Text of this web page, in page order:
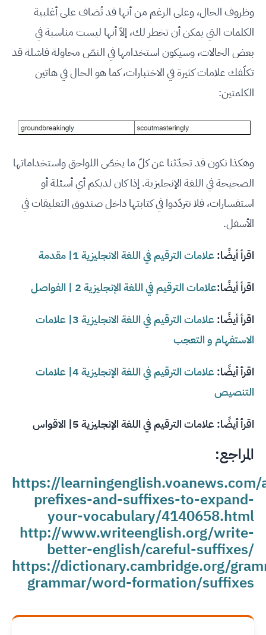
وظروف الحال، وعلى الرغم من أنها قد تُضاف على أغلبية
الكلمات التي يمكن أن تخطر لك، إلاّ أنها ليست مناسبة في
بعض الحالات، وسيكون استخدامها في النصّ محاولة فاشلة قد
تكلّفك علامات كثيرة في الاختبارات، كما هو الحال في هاتين
الكلمتين:
وهكذا نكون قد تحدّثنا عن كلّ ما يخصّ اللواحق واستخداماتها
الصحيحة في اللغة الإنجليزية. إذا كان لديكم أي أسئلة أو
استفسارات، فلا تتردّدوا في كتابتها داخل صندوق التعليقات في
الأسفل.
اقرأ أيضًا:علامات الترقيم في اللغة الانجليزية 1| مقدمة
اقرأ أيضًا:علامات الترقيم في اللغة الإنجليزية 2 | الفواصل
اقرأ أيضًا:
علامات الترقيم في اللغة الانجليزية 3| علامات
الاستفهام و التعجب
اقرأ أيضًا:
علامات الترقيم في اللغة الإنجليزية 4| علامات
التنصيص
اقرأ أيضًا:علامات الترقيم في اللغة الإنجليزية 5| الاقواس
المراجع:
https://
prefixes-and-suffixes-to-expand-
your-vocabulary/4140658.html
http://www.writeenglish.org/write-
better-english/careful-suffixes/
https://dictionary.cambridge.org/
grammar/word-formation/suffixes